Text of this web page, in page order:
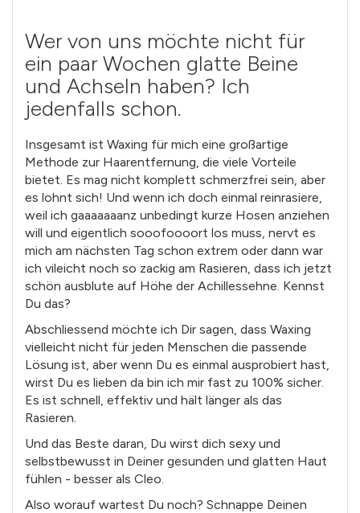
Wer von uns möchte nicht für
ein paar Wochen glatte Beine
und Achseln haben? Ich
jedenfalls schon.
Insgesamt ist Waxing für mich eine großartige
Methode zur Haarentfernung, die viele Vorteile
bietet. Es mag nicht komplett schmerzfrei sein, aber
es lohnt sich! Und wenn ich doch einmal reinrasiere,
weil ich gaaaaaaanz unbedingt kurze Hosen anziehen
will und eigentlich sooofoooort los muss, nervt es
mich am nächsten Tag schon extrem oder dann war
ich vileicht noch so zackig am Rasieren, dass ich jetzt
schön ausblute auf Höhe der Achillessehne. Kennst
Du das?
Abschliessend möchte ich Dir sagen, dass Waxing
vielleicht nicht für jeden Menschen die passende
Lösung ist, aber wenn Du es einmal ausprobiert hast,
wirst Du es lieben da bin ich mir fast zu 100% sicher.
Es ist schnell, effektiv und hält länger als das
Rasieren.
Und das Beste daran, Du wirst dich sexy und
selbstbewusst in Deiner gesunden und glatten Haut
fühlen - besser als Cleo.
Also worauf wartest Du noch? Schnappe Deinen